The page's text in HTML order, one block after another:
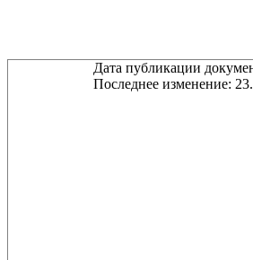
Дата публикации
Последнее изменение: